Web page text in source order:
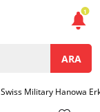
ARA
Swiss Military Hanowa
1